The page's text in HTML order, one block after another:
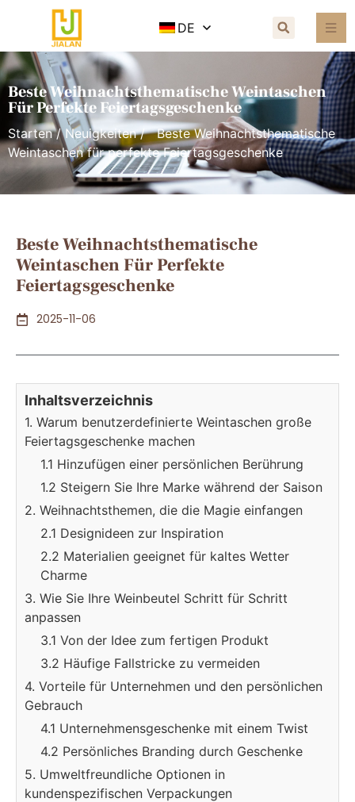
DE
Beste Weihnachtsthematische Weintaschen
Für Perfekte Feiertagsgeschenke
Starten/Neuigkeiten/ Beste Weihnachtsthematische
Weintaschen für perfekte Feiertagsgeschenke
Beste Weihnachtsthematische
Weintaschen Für Perfekte
Feiertagsgeschenke
2025-11-06
Inhaltsverzeichnis
1. Warum benutzerdefinierte Weintaschen große
Feiertagsgeschenke machen
1.1 Hinzufügen einer persönlichen Berührung
1.2 Steigern Sie Ihre Marke während der Saison
2. Weihnachtsthemen, die die Magie einfangen
2.1 Designideen zur Inspiration
2.2 Materialien geeignet für kaltes Wetter
Charme
3. Wie Sie Ihre Weinbeutel Schritt für Schritt
anpassen
3.1 Von der Idee zum fertigen Produkt
3.2 Häufige Fallstricke zu vermeiden
4. Vorteile für Unternehmen und den persönlichen
Gebrauch
4.1 Unternehmensgeschenke mit einem Twist
4.2 Persönliches Branding durch Geschenke
5. Umweltfreundliche Optionen in
kundenspezifischen Verpackungen